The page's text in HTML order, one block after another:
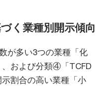
く業種別開示傾向
が多い3つの業種「化
、および分類④「TCFD
割合の高い業種「小